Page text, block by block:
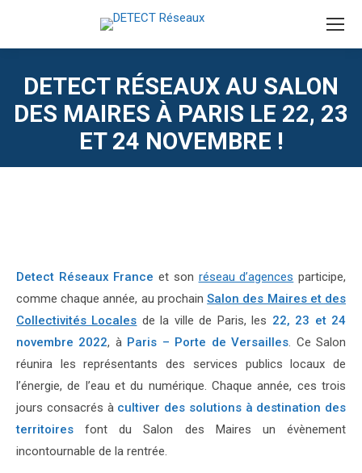
DETECT RÉSEAUX AU SALON
DES MAIRES À PARIS LE 22, 23
ET 24 NOVEMBRE !
Detect Réseaux France et son réseau d’agences participe,
comme chaque année, au prochainSalon des Maires et des
Collectivités Locales de la ville de Paris, les 22, 23 et 24
novembre 2022, à Paris – Porte de Versailles. Ce Salon
réunira les représentants des services publics locaux de
l’énergie, de l’eau et du numérique. Chaque année, ces trois
jours consacrés à cultiver des solutions à destination des
territoires font du Salon des Maires un évènement
incontournable de la rentrée.